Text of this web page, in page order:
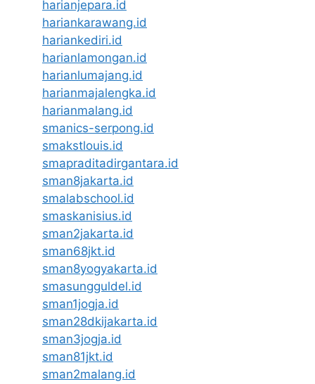
harianjepara.id
hariankarawang.id
hariankediri.id
harianlamongan.id
harianlumajang.id
harianmajalengka.id
harianmalang.id
smanics-serpong.id
smakstlouis.id
smapraditadirgantara.id
sman8jakarta.id
smalabschool.id
smaskanisius.id
sman2jakarta.id
sman68jkt.id
sman8yogyakarta.id
smasungguldel.id
sman1jogja.id
sman28dkijakarta.id
sman3jogja.id
sman81jkt.id
sman2malang.id